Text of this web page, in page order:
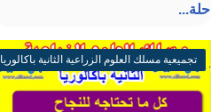
حلة...
تجميعية مسلك العلوم الزراعية الثانية باكالوريا